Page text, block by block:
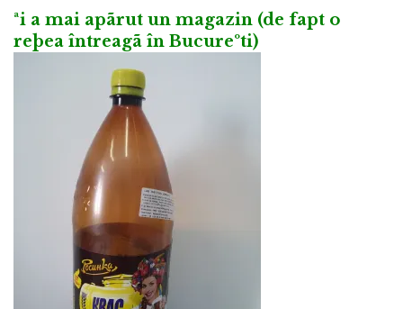
ªi a mai apãrut un magazin (de fapt o
reþea întreagã în Bucureºti)